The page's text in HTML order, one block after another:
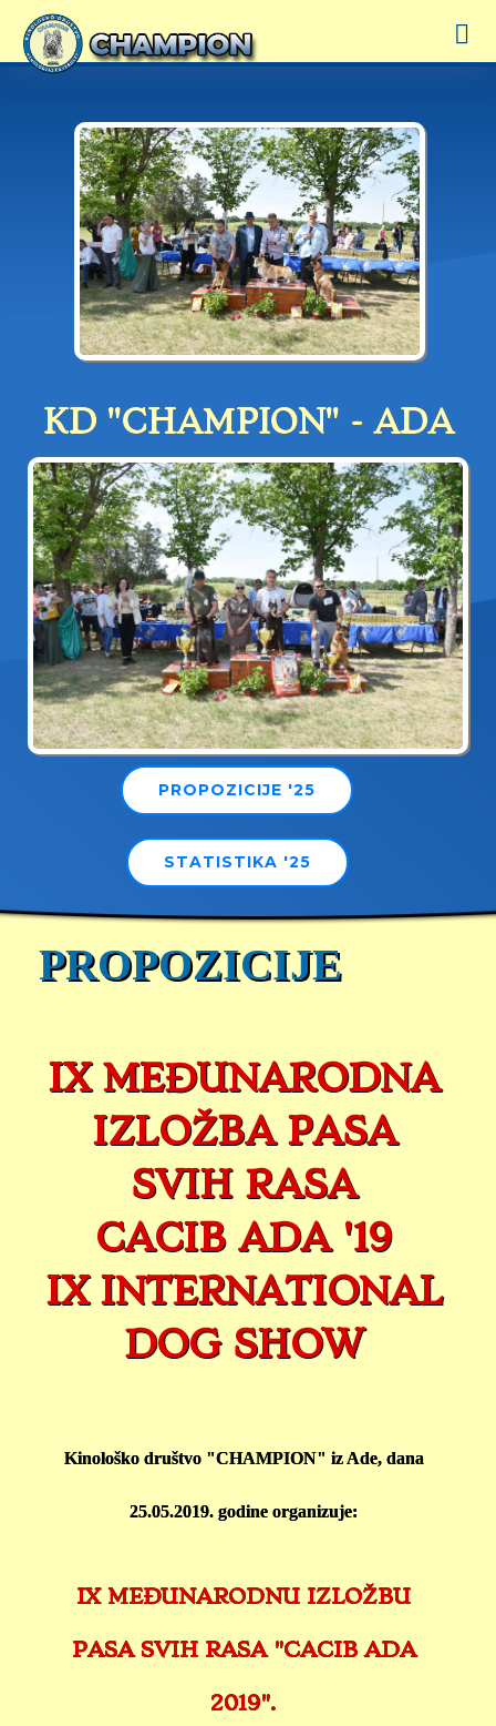
KD "CHAMPION" - ADA
PROPOZICIJE '25
STATISTIKA '25
PROPOZICIJE
IX MEĐUNARODNA
IZLOŽBA PASA
SVIH RASA
CACIB ADA '19
IX INTERNATIONAL
DOG SHOW
Kinološko društvo "CHAMPION" iz Ade, dana
25.05.2019. godine organizuje:
IX MEĐUNARODNU IZLOŽBU
PASA SVIH RASA "CACIB ADA
2019".